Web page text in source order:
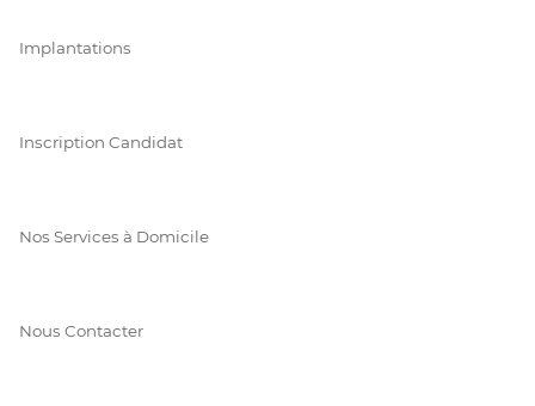
Implantations
Inscription Candidat
Nos Services à Domicile
Nous Contacter